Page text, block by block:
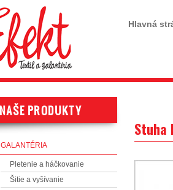
Hlavná
GALANTÉRIA
Pletenie a háčkovanie
Šitie a vyšívanie
Stuha